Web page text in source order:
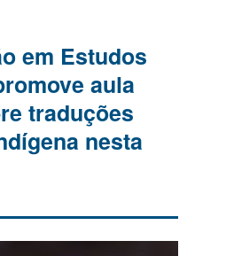
em Estudos
aula
traduções
nesta